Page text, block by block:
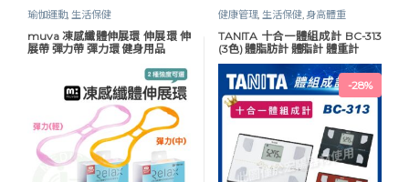
瑜伽運動,生活保健
muva 凍感纖體伸展環 伸展環 伸
展帶 彈力帶 彈力環 健身用品
健康管理,生活保健,身高體重
TANITA 十合一體組成計 BC-313
(3色) 體脂肪計 體脂計 體重計
-28%